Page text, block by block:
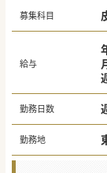
募集科目
給与
勤務日数
勤務地